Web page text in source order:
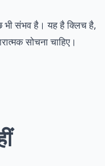
संभव है। यह है क्लिच है,
सोचना चाहिए।